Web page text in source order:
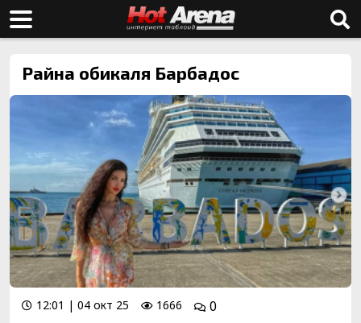
Райна обикаля Барбадос
12:01 | 04 окт 25 1666
0